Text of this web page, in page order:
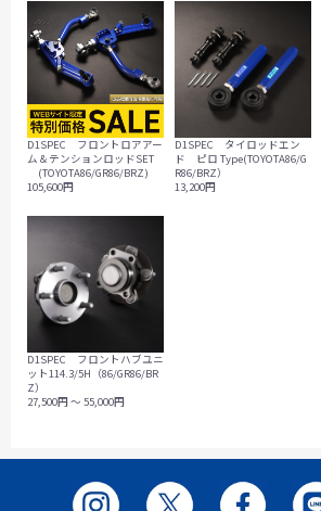
D1SPEC フロントロアアー
ム＆テンションロッドSET
(TOYOTA86/GR86/BRZ)
105,600円
D1SPEC タイロッドエン
ド ピロ Type(TOYOTA86/G
R86/BRZ）
13,200円
D1SPEC フロントハブユニ
ット114.3/5H（86/GR86/BR
Z）
27,500円 ～ 55,000円